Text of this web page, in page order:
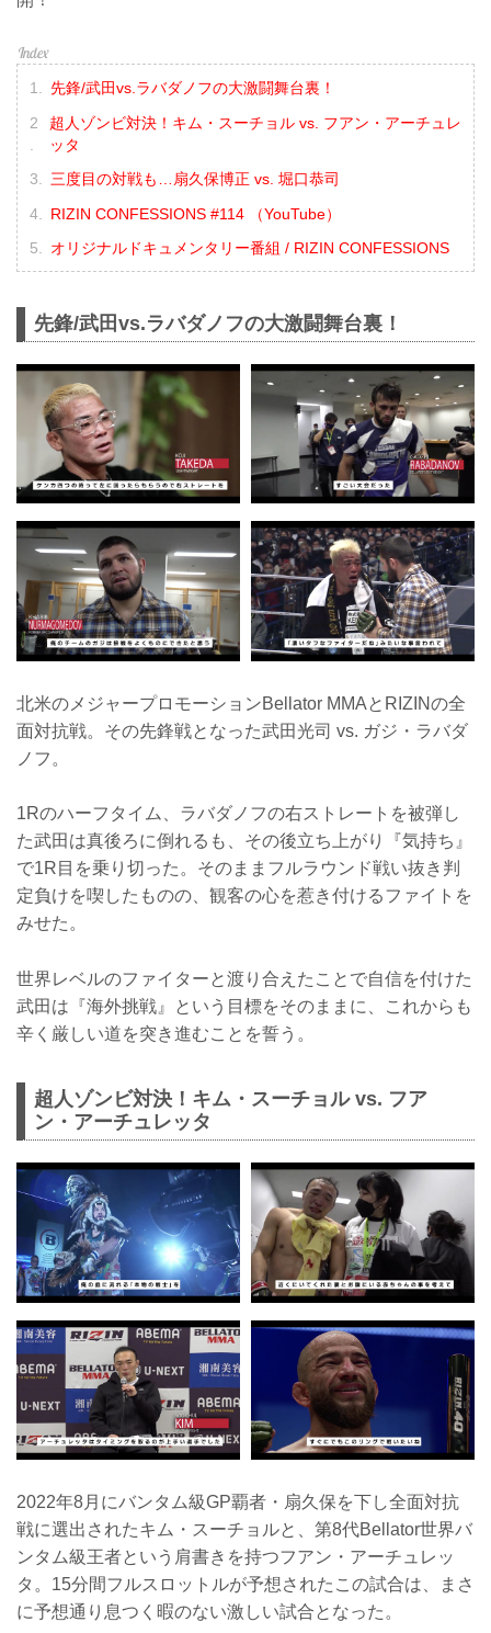
先鋒/武田vs.ラバダノフの大激闘舞台裏！
超人ゾンビ対決！キム・スーチョル vs. フアン・アーチュレ
ッタ
三度目の対戦も…扇久保博正 vs. 堀口恭司
RIZIN CONFESSIONS #114 （YouTube）
オリジナルドキュメンタリー番組 / RIZIN CONFESSIONS
先鋒/武田vs.ラバダノフの大激闘舞台裏！
北米のメジャープロモーションBellator MMAとRIZINの全
面対抗戦。その先鋒戦となった武田光司 vs. ガジ・ラバダ
ノフ。
1Rのハーフタイム、ラバダノフの右ストレートを被弾し
た武田は真後ろに倒れるも、その後立ち上がり『気持ち』
で1R目を乗り切った。そのままフルラウンド戦い抜き判
定負けを喫したものの、観客の心を惹き付けるファイトを
みせた。
世界レベルのファイターと渡り合えたことで自信を付けた
武田は『海外挑戦』という目標をそのままに、これからも
辛く厳しい道を突き進むことを誓う。
超人ゾンビ対決！キム・スーチョル vs. フア
ン・アーチュレッタ
2022年8月にバンタム級GP覇者・扇久保を下し全面対抗
戦に選出されたキム・スーチョルと、第8代Bellator世界バ
ンタム級王者という肩書きを持つフアン・アーチュレッ
タ。15分間フルスロットルが予想されたこの試合は、まさ
に予想通り息つく暇のない激しい試合となった。